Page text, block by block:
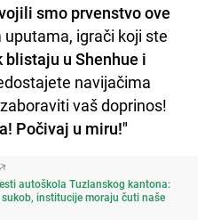
smo prvenstvo ove
igrači koji ste
blistaju u Shenhue i
navijačima
vaš doprinos!
Počivaj u miru!"
autoškola Tuzlanskog kantona:
institucije moraju čuti naše